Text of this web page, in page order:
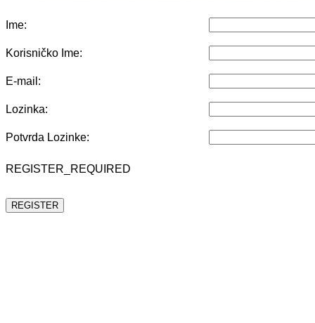
Ime:
Korisničko Ime:
E-mail:
Lozinka:
Potvrda Lozinke:
REGISTER_REQUIRED
REGISTER